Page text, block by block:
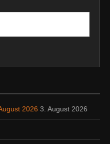
2026 3. August 2026